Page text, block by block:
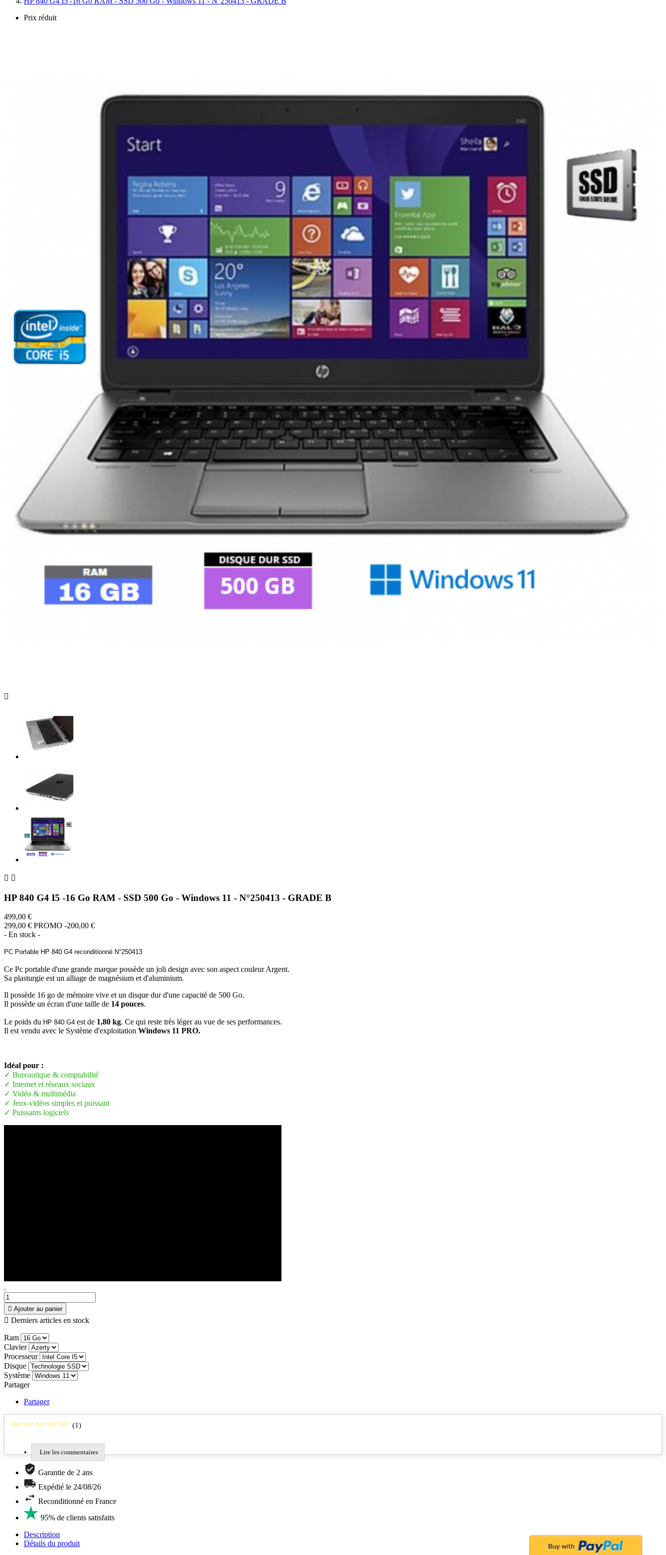
Prix réduit

 
HP 840 G4 I5 -16 Go RAM - SSD 500 Go - Windows 11 - N°250413 - GRADE B
499,00 €
299,00 € PROMO -200,00 €
- En stock -
PC Portable HP 840 G4 reconditionné N°250413
Ce Pc portable d'une grande marque possède un joli design avec son aspect couleur Argent.
Sa plasturgie est un alliage de magnésium et d'aluminium.
Il possède 16 go de mémoire vive et un disque dur d'une capacité de 500 Go.
Il possède un écran d'une taille de 14 pouces.
Le poids du HP 840 G4 est de 1,80 kg. Ce qui reste très léger au vue de ses performances.
Il est vendu avec le Système d'exploitation Windows 11 PRO.
Idéal pour :
✓ Bureautique & comptabilité
✓ Internet et réseaux sociaux
✓ Vidéo & multimédia
✓ Jeux-vidéos simples et puissant
✓ Puissants logiciels
.
 Ajouter au panier
 Derniers articles en stock
Ram
Clavier
Processeur
Disque
Système
Partager
Partager
star star star star star (1)
Lire les commentaires
Garantie de 2 ans
Expédié le 24/08/26
Reconditionné en France
95% de clients satisfaits
Description
Détails du produit